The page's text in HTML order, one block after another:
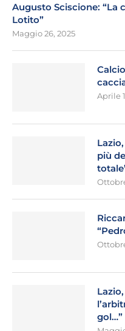
Augusto Sciscione: “La
Lotito”
Maggio 26, 2025
Aprile
più
gol…”